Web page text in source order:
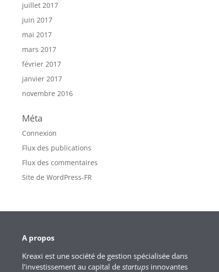
juillet 2017
juin 2017
mai 2017
mars 2017
février 2017
janvier 2017
novembre 2016
Méta
Connexion
Flux des publications
Flux des commentaires
Site de WordPress-FR
A propos
Kreaxi est une société de gestion spécialisée dans
l’investissement au capital de startupsinnovantes